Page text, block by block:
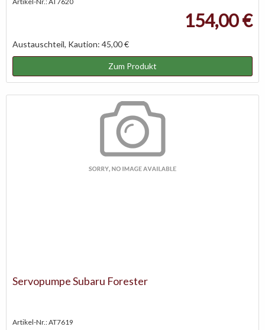
154,00 €
Austauschteil, Kaution: 45,00 €
Zum Produkt
Servopumpe Subaru Forester
Artikel-Nr.: AT7619